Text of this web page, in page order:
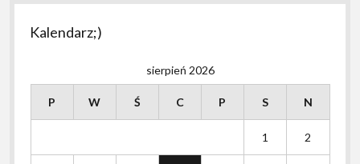
Kalendarz;)
sierpień 2026
P W Ś C P S N
1 2